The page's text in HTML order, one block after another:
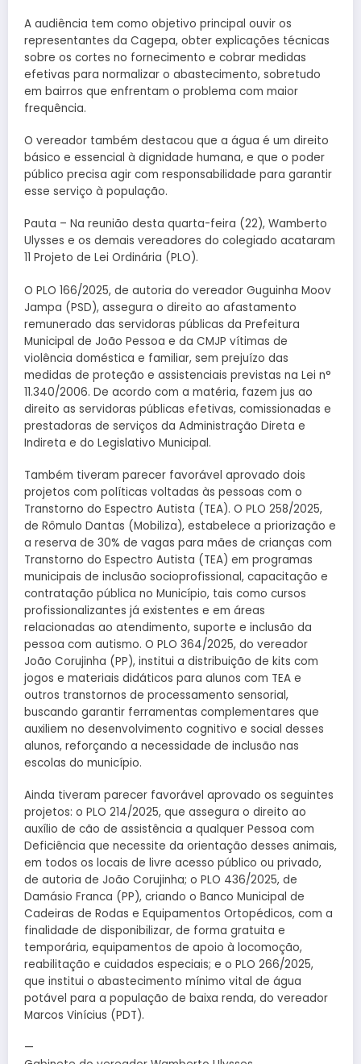
A audiência tem como objetivo principal ouvir os
representantes da Cagepa, obter explicações técnicas
sobre os cortes no fornecimento e cobrar medidas
efetivas para normalizar o abastecimento, sobretudo
em bairros que enfrentam o problema com maior
frequência.
O vereador também destacou que a água é um direito
básico e essencial à dignidade humana, e que o poder
público precisa agir com responsabilidade para garantir
esse serviço à população.
Pauta – Na reunião desta quarta-feira (22), Wamberto
Ulysses e os demais vereadores do colegiado acataram
11 Projeto de Lei Ordinária (PLO).
O PLO 166/2025, de autoria do vereador Guguinha Moov
Jampa (PSD), assegura o direito ao afastamento
remunerado das servidoras públicas da Prefeitura
Municipal de João Pessoa e da CMJP vítimas de
violência doméstica e familiar, sem prejuízo das
medidas de proteção e assistenciais previstas na Lei n°
11.340/2006. De acordo com a matéria, fazem jus ao
direito as servidoras públicas efetivas, comissionadas e
prestadoras de serviços da Administração Direta e
Indireta e do Legislativo Municipal.
Também tiveram parecer favorável aprovado dois
projetos com políticas voltadas às pessoas com o
Transtorno do Espectro Autista (TEA). O PLO 258/2025,
de Rômulo Dantas (Mobiliza), estabelece a priorização e
a reserva de 30% de vagas para mães de crianças com
Transtorno do Espectro Autista (TEA) em programas
municipais de inclusão socioprofissional, capacitação e
contratação pública no Município, tais como cursos
profissionalizantes já existentes e em áreas
relacionadas ao atendimento, suporte e inclusão da
pessoa com autismo. O PLO 364/2025, do vereador
João Corujinha (PP), institui a distribuição de kits com
jogos e materiais didáticos para alunos com TEA e
outros transtornos de processamento sensorial,
buscando garantir ferramentas complementares que
auxiliem no desenvolvimento cognitivo e social desses
alunos, reforçando a necessidade de inclusão nas
escolas do município.
Ainda tiveram parecer favorável aprovado os seguintes
projetos: o PLO 214/2025, que assegura o direito ao
auxílio de cão de assistência a qualquer Pessoa com
Deficiência que necessite da orientação desses animais,
em todos os locais de livre acesso público ou privado,
de autoria de João Corujinha; o PLO 436/2025, de
Damásio Franca (PP), criando o Banco Municipal de
Cadeiras de Rodas e Equipamentos Ortopédicos, com a
finalidade de disponibilizar, de forma gratuita e
temporária, equipamentos de apoio à locomoção,
reabilitação e cuidados especiais; e o PLO 266/2025,
que institui o abastecimento mínimo vital de água
potável para a população de baixa renda, do vereador
Marcos Vinícius (PDT).
—